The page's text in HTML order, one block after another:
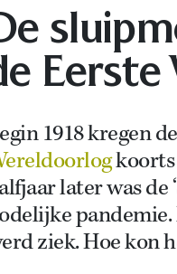
1918 kregen
koorts
later was de
ziek. Hoe kon